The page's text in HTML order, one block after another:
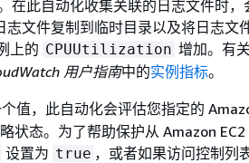
在此自动化收集关联的日志文件时，
文件复制到临时目录以及将日志文
上的 CPUUtilization 增加。有
用户指南中的实例指标。
值，此自动化会评估您指定的
状态。为了帮助保护从 Amazon
设置为 true ，或者如果访问控制列表